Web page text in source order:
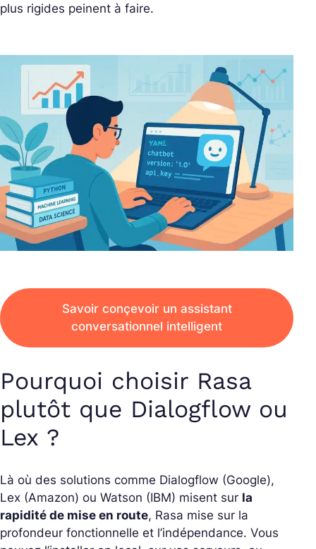
plus rigides peinent à faire.
Savoir conçevoir un assistant
conversationnel intelligent
Pourquoi choisir Rasa
plutôt que Dialogflow ou
Lex ?
Là où des solutions comme Dialogflow (Google),
Lex (Amazon) ou Watson (IBM) misent sur la
rapidité de mise en route, Rasa mise sur la
profondeur fonctionnelle et l’indépendance. Vous